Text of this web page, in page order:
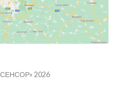
2026